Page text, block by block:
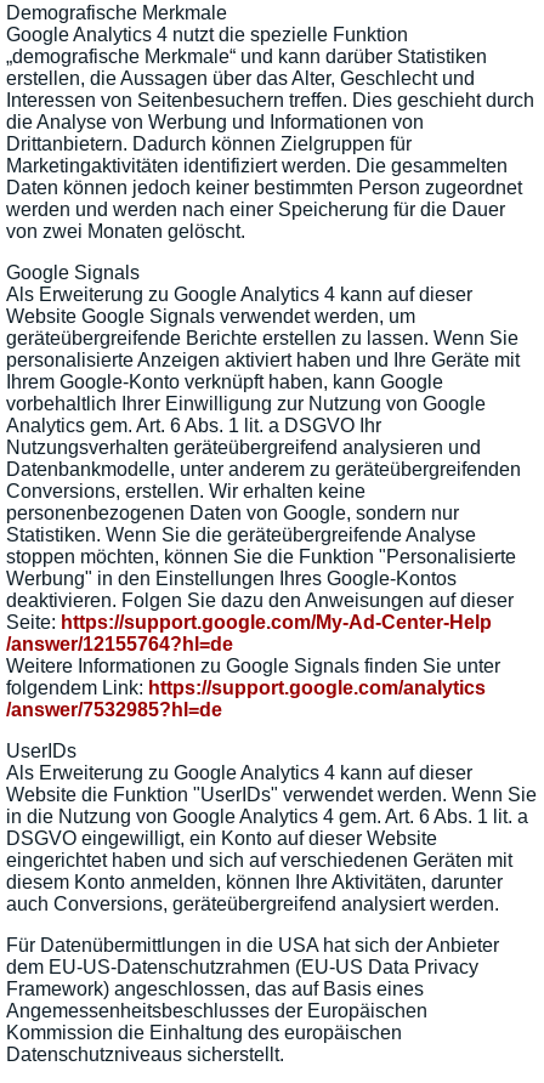
Demografische Merkmale
Google Analytics 4 nutzt die spezielle Funktion
„demografische Merkmale“ und kann darüber Statistiken
erstellen, die Aussagen über das Alter, Geschlecht und
Interessen von Seitenbesuchern treffen. Dies geschieht durch
die Analyse von Werbung und Informationen von
Drittanbietern. Dadurch können Zielgruppen für
Marketingaktivitäten identifiziert werden. Die gesammelten
Daten können jedoch keiner bestimmten Person zugeordnet
werden und werden nach einer Speicherung für die Dauer
von zwei Monaten gelöscht.
Google Signals
Als Erweiterung zu Google Analytics 4 kann auf dieser
Website Google Signals verwendet werden, um
geräteübergreifende Berichte erstellen zu lassen. Wenn Sie
personalisierte Anzeigen aktiviert haben und Ihre Geräte mit
Ihrem Google-Konto verknüpft haben, kann Google
vorbehaltlich Ihrer Einwilligung zur Nutzung von Google
Analytics gem. Art. 6 Abs. 1 lit. a DSGVO Ihr
Nutzungsverhalten geräteübergreifend analysieren und
Datenbankmodelle, unter anderem zu geräteübergreifenden
Conversions, erstellen. Wir erhalten keine
personenbezogenen Daten von Google, sondern nur
Statistiken. Wenn Sie die geräteübergreifende Analyse
stoppen möchten, können Sie die Funktion "Personalisierte
Werbung" in den Einstellungen Ihres Google-Kontos
deaktivieren. Folgen Sie dazu den Anweisungen auf dieser
Seite: https://support.google.com/My-Ad-Center-Help
/answer/12155764?hl=de
Weitere Informationen zu Google Signals finden Sie unter
folgendem Link: https://support.google.com/analytics
/answer/7532985?hl=de
UserIDs
Als Erweiterung zu Google Analytics 4 kann auf dieser
Website die Funktion "UserIDs" verwendet werden. Wenn Sie
in die Nutzung von Google Analytics 4 gem. Art. 6 Abs. 1 lit. a
DSGVO eingewilligt, ein Konto auf dieser Website
eingerichtet haben und sich auf verschiedenen Geräten mit
diesem Konto anmelden, können Ihre Aktivitäten, darunter
auch Conversions, geräteübergreifend analysiert werden.
Für Datenübermittlungen in die USA hat sich der Anbieter
dem EU-US-Datenschutzrahmen (EU-US Data Privacy
Framework) angeschlossen, das auf Basis eines
Angemessenheitsbeschlusses der Europäischen
Kommission die Einhaltung des europäischen
Datenschutzniveaus sicherstellt.